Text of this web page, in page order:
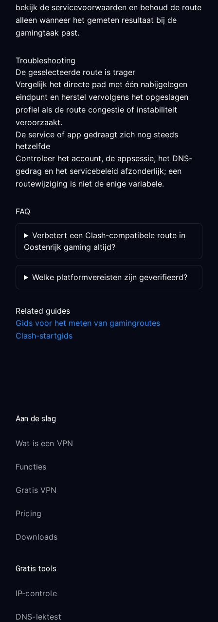
bekijk de servicevoorwaarden en behoud de route
alleen wanneer het gemeten resultaat bij de
gamingtaak past.
Troubleshooting
De geselecteerde route is trager
Vergelijk het directe pad met één nabijgelegen
eindpunt en herstel vervolgens het opgeslagen
profiel als de route congestie of instabiliteit
veroorzaakt.
De service of app gedraagt zich nog steeds
hetzelfde
Controleer het account, de appsessie, het DNS-
gedrag en het servicebeleid afzonderlijk; een
routewijziging is niet de enige variabele.
FAQ
Verbetert een Clash-compatibele route in
Oostenrijk gaming altijd?
Welke platformvereisten zijn geverifieerd?
Related guides
Gids voor het meten van gamingroutes
Clash-startgids
Aan de slag
Wat is een VPN
Functies
Gratis VPN
Pricing
Downloads
Gratis tools
IP-controle
DNS-lektest